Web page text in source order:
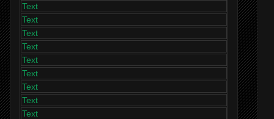
Text
Text
Text
Text
Text
Text
Text
Text
Text